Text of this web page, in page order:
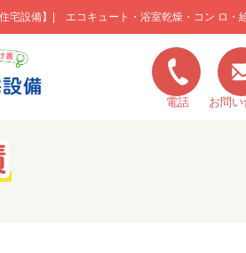
宅設備】| エコキュート・浴室乾燥・コン ロ・
電話 お問